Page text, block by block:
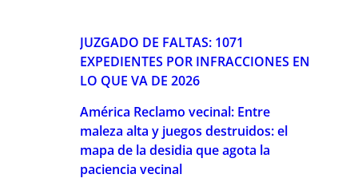
JUZGADO DE FALTAS: 1071
EXPEDIENTES POR INFRACCIONES EN
LO QUE VA DE 2026
América Reclamo vecinal: Entre
maleza alta y juegos destruidos: el
mapa de la desidia que agota la
paciencia vecinal